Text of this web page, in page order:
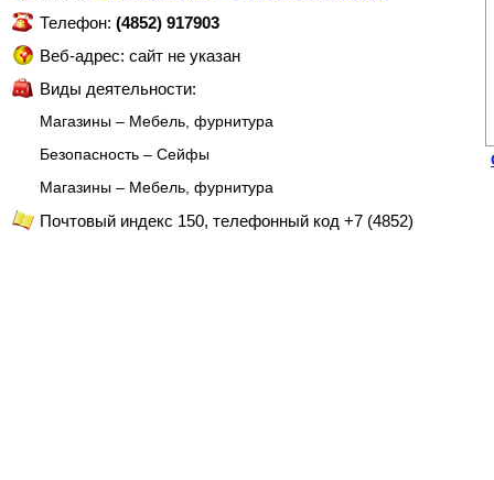
Телефон: (4852) 917903
Веб-адрес: сайт не указан
Виды деятельности:
Магазины – Мебель, фурнитура
Безопасность – Сейфы
Магазины – Мебель, фурнитура
Почтовый индекс 150, телефонный код +7 (4852)